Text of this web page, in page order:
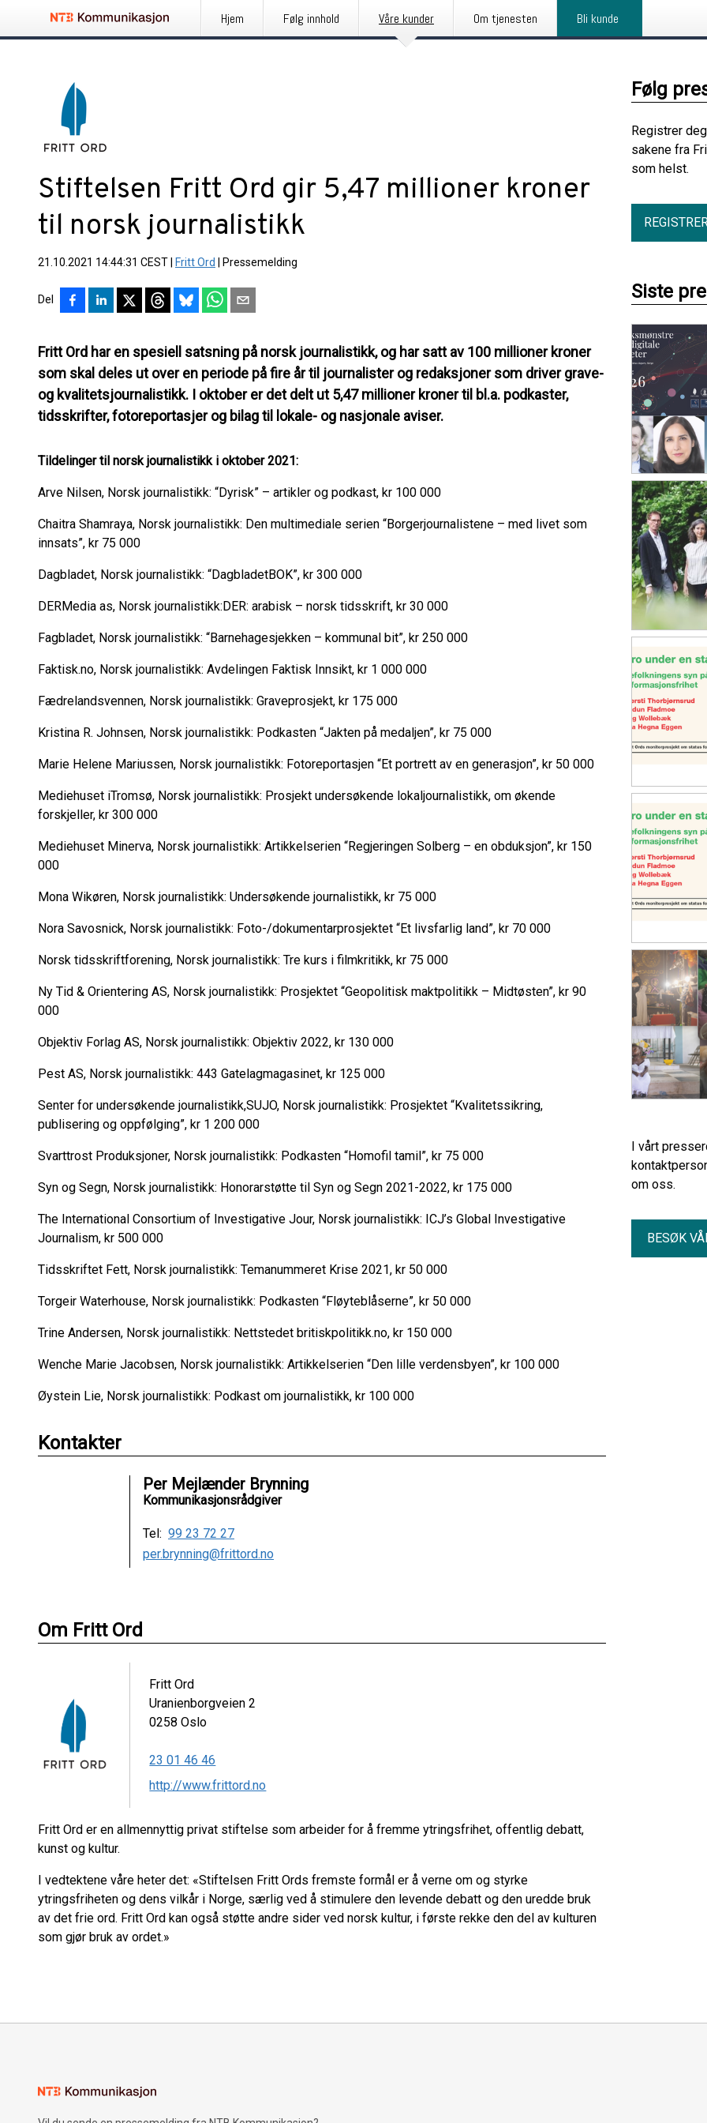
Hjem Følg innhold Våre kunder Om tjenesten Bli kunde
Stiftelsen Fritt Ord gir 5,47 millioner kroner
til norsk journalistikk
21.10.2021 14:44:31 CEST Fritt Ord Pressemelding
Del
Fritt Ord har en spesiell satsning på norsk journalistikk, og har satt av 100 millioner kroner
som skal deles ut over en periode på fire år til journalister og redaksjoner som driver grave-
og kvalitetsjournalistikk. I oktober er det delt ut 5,47 millioner kroner til bl.a. podkaster,
tidsskrifter, fotoreportasjer og bilag til lokale- og nasjonale aviser.
Tildelinger til norsk journalistikk i oktober 2021:
Arve Nilsen, Norsk journalistikk: “Dyrisk” – artikler og podkast, kr 100 000
Chaitra Shamraya, Norsk journalistikk: Den multimediale serien “Borgerjournalistene – med livet som
innsats”, kr 75 000
Dagbladet, Norsk journalistikk: “DagbladetBOK”, kr 300 000
DERMedia as, Norsk journalistikk:DER: arabisk – norsk tidsskrift, kr 30 000
Fagbladet, Norsk journalistikk: “Barnehagesjekken – kommunal bit”, kr 250 000
Faktisk.no, Norsk journalistikk: Avdelingen Faktisk Innsikt, kr 1 000 000
Fædrelandsvennen, Norsk journalistikk: Graveprosjekt, kr 175 000
Kristina R. Johnsen, Norsk journalistikk: Podkasten “Jakten på medaljen”, kr 75 000
Marie Helene Mariussen, Norsk journalistikk: Fotoreportasjen “Et portrett av en generasjon”, kr 50 000
Mediehuset iTromsø, Norsk journalistikk: Prosjekt undersøkende lokaljournalistikk, om økende
forskjeller, kr 300 000
Mediehuset Minerva, Norsk journalistikk: Artikkelserien “Regjeringen Solberg – en obduksjon”, kr 150
000
Mona Wikøren, Norsk journalistikk: Undersøkende journalistikk, kr 75 000
Nora Savosnick, Norsk journalistikk: Foto-/dokumentarprosjektet “Et livsfarlig land”, kr 70 000
Norsk tidsskriftforening, Norsk journalistikk: Tre kurs i filmkritikk, kr 75 000
Ny Tid & Orientering AS, Norsk journalistikk: Prosjektet “Geopolitisk maktpolitikk – Midtøsten”, kr 90
000
Objektiv Forlag AS, Norsk journalistikk: Objektiv 2022, kr 130 000
Pest AS, Norsk journalistikk: 443 Gatelagmagasinet, kr 125 000
Senter for undersøkende journalistikk,SUJO, Norsk journalistikk: Prosjektet “Kvalitetssikring,
publisering og oppfølging”, kr 1 200 000
Svarttrost Produksjoner, Norsk journalistikk: Podkasten “Homofil tamil”, kr 75 000
Syn og Segn, Norsk journalistikk: Honorarstøtte til Syn og Segn 2021-2022, kr 175 000
The International Consortium of Investigative Jour, Norsk journalistikk: ICJ’s Global Investigative
Journalism, kr 500 000
Tidsskriftet Fett, Norsk journalistikk: Temanummeret Krise 2021, kr 50 000
Torgeir Waterhouse, Norsk journalistikk: Podkasten “Fløyteblåserne”, kr 50 000
Trine Andersen, Norsk journalistikk: Nettstedet britiskpolitikk.no, kr 150 000
Wenche Marie Jacobsen, Norsk journalistikk: Artikkelserien “Den lille verdensbyen”, kr 100 000
Øystein Lie, Norsk journalistikk: Podkast om journalistikk, kr 100 000
Kontakter
Per Mejlænder Brynning
Kommunikasjonsrådgiver
Tel: 99 23 72 27
per.brynning@frittord.no
Om Fritt Ord
Fritt Ord
Uranienborgveien 2
0258 Oslo
23 01 46 46
http://www.frittord.no
Fritt Ord er en allmennyttig privat stiftelse som arbeider for å fremme ytringsfrihet, offentlig debatt,
kunst og kultur.
I vedtektene våre heter det: «Stiftelsen Fritt Ords fremste formål er å verne om og styrke
ytringsfriheten og dens vilkår i Norge, særlig ved å stimulere den levende debatt og den uredde bruk
av det frie ord. Fritt Ord kan også støtte andre sider ved norsk kultur, i første rekke den del av kulturen
som gjør bruk av ordet.»
Følg
Registrer
sakene fra
som helst.
Siste
I vårt
om oss.
BESØK